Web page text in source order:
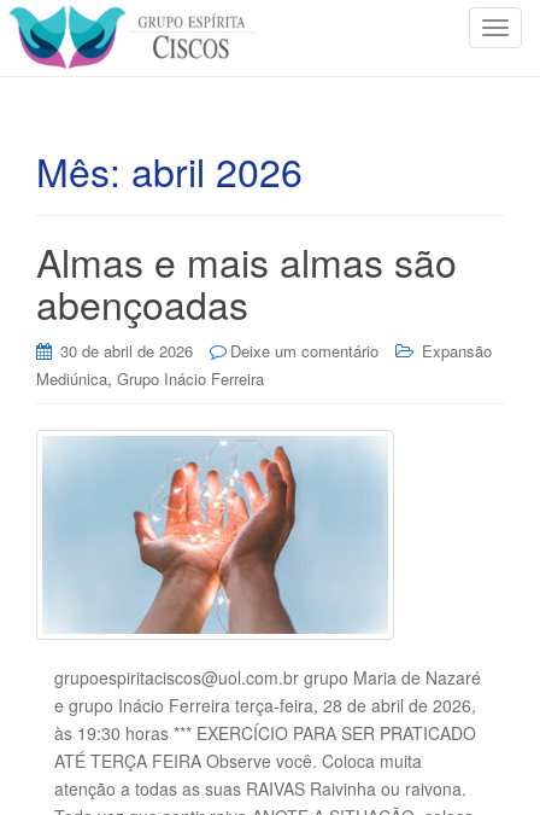
T
Mês: abril 2026
Almas e mais almas são
abençoadas
30 de abril de 2026 Deixe um comentário
Expansão
Mediúnica, Grupo Inácio Ferreira
grupoespiritaciscos@uol.com.br grupo Maria de Nazaré
e grupo Inácio Ferreira terça-feira, 28 de abril de 2026,
às 19:30 horas *** EXERCÍCIO PARA SER PRATICADO
ATÉ TERÇA FEIRA Observe você. Coloca muita
atenção a todas as suas RAIVAS Raivinha ou raivona.